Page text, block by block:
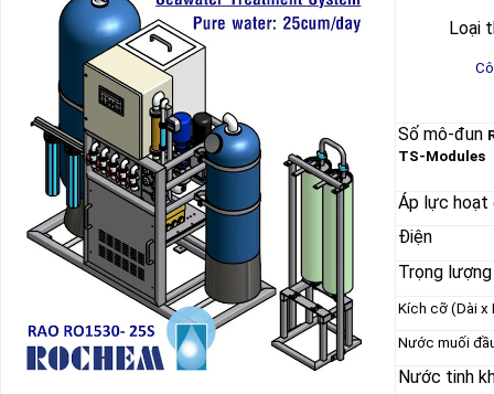
Loại
Số mô-đun
TS-Modules
Áp lực hoạt
Điện
Trọng lượng
Kích cỡ (Dài x
Nước muối
Nước tinh